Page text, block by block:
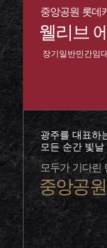
중앙공원 롯데
웰리브
장기일반민간임
광주를 대표하
모든 순간 빛
모두가 기다린
중앙공